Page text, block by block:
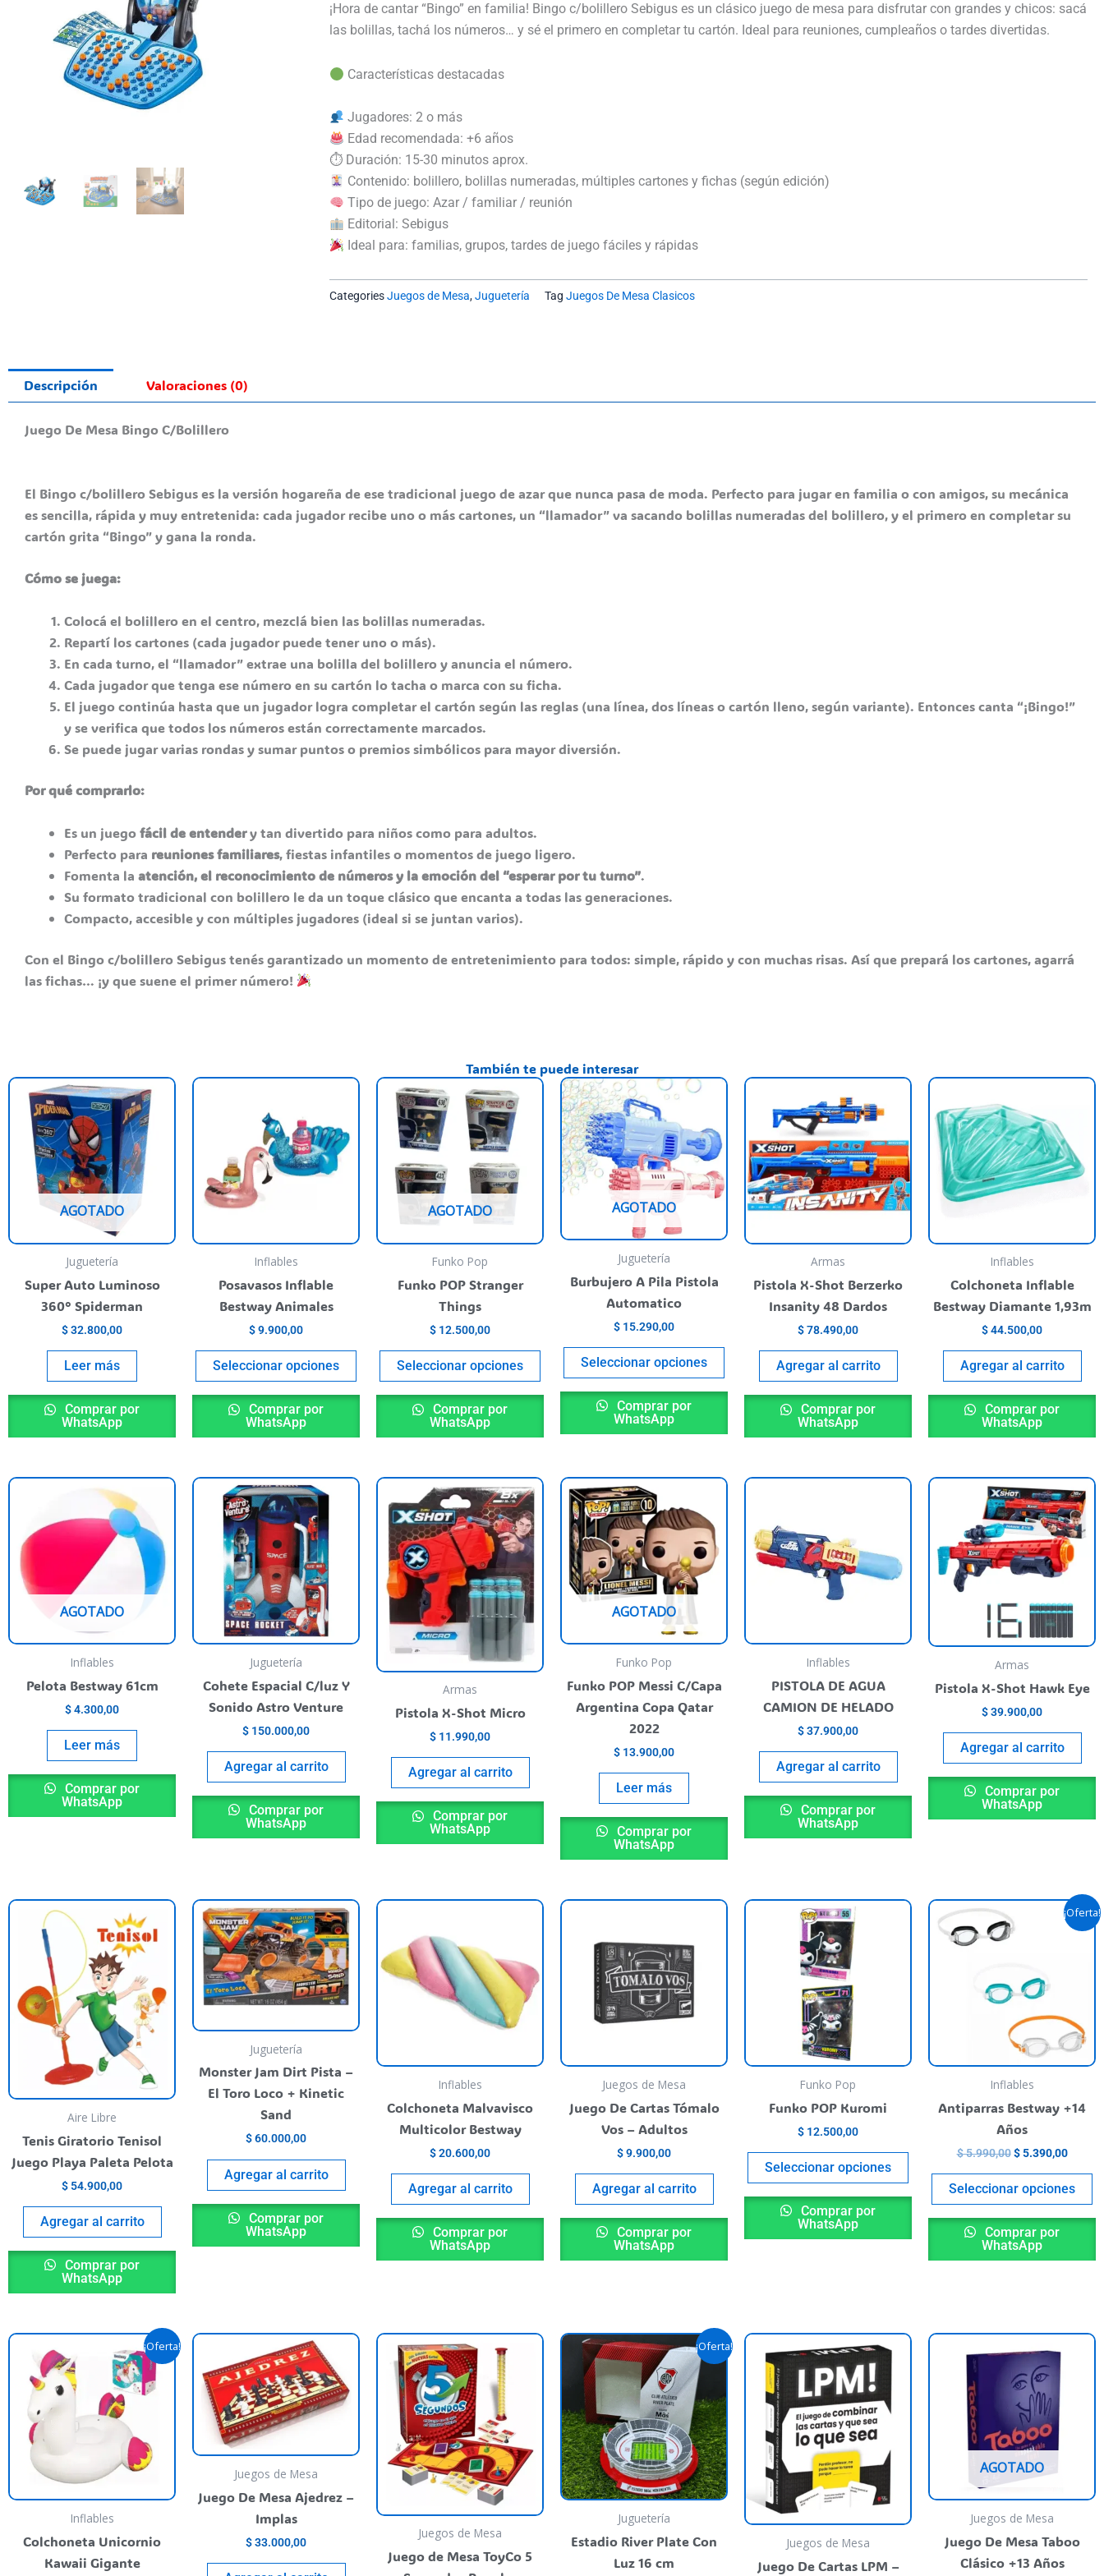
¡Hora de cantar “Bingo” en familia! Bingo c/bolillero Sebigus es un clásico juego de mesa para disfrutar con grandes y chicos: sacá
las bolillas, tachá los números… y sé el primero en completar tu cartón. Ideal para reuniones, cumpleaños o tardes divertidas.
Características destacadas
Jugadores: 2 o más
Edad recomendada: +6 años
⏱ Duración: 15-30 minutos aprox.
Contenido: bolillero, bolillas numeradas, múltiples cartones y fichas (según edición)
Tipo de juego: Azar / familiar / reunión
Editorial: Sebigus
Ideal para: familias, grupos, tardes de juego fáciles y rápidas
C/Bolillero
CategoriesJuegos de Mesa,Juguetería Tag Juegos De Mesa Clasicos
Descripción Valoraciones (0)
Juego De Mesa Bingo C/Bolillero
El Bingo c/bolillero Sebigus es la versión hogareña de ese tradicional juego de azar que nunca pasa de moda. Perfecto para jugar en familia o con amigos, su mecánica
es sencilla, rápida y muy entretenida: cada jugador recibe uno o más cartones, un “llamador” va sacando bolillas numeradas del bolillero, y el primero en completar su
cartón grita “Bingo” y gana la ronda.
Cómo se juega:
Colocá el bolillero en el centro, mezclá bien las bolillas numeradas.
Repartí los cartones (cada jugador puede tener uno o más).
En cada turno, el “llamador” extrae una bolilla del bolillero y anuncia el número.
Cada jugador que tenga ese número en su cartón lo tacha o marca con su ficha.
El juego continúa hasta que un jugador logra completar el cartón según las reglas (una línea, dos líneas o cartón lleno, según variante). Entonces canta “¡Bingo!”
y se verifica que todos los números están correctamente marcados.
Se puede jugar varias rondas y sumar puntos o premios simbólicos para mayor diversión.
Por qué comprarlo:
Es un juegofácil de entendery tan divertido para niños como para adultos.
Perfecto para reuniones familiares, fiestas infantiles o momentos de juego ligero.
Fomenta la atención, el reconocimiento de números y la emoción del “esperar por tu turno”.
Su formato tradicional con bolillero le da un toque clásico que encanta a todas las generaciones.
Compacto, accesible y con múltiples jugadores (ideal si se juntan varios).
Con el Bingo c/bolillero Sebigus tenés garantizado un momento de entretenimiento para todos: simple, rápido y con muchas risas. Así que prepará los cartones, agarrá
las fichas… ¡y que suene el primer número!
También te puede interesar
AGOTADO
Juguetería
Super Auto Luminoso
360° Spiderman
$32.800,00
Leer más
Comprar por
WhatsApp
Inflables
Posavasos Inflable
Bestway Animales
$9.900,00
Seleccionar opciones
Este
producto
variantes.
se
producto
Comprar por
WhatsApp
AGOTADO
Funko Pop
Funko POP Stranger
Things
$ 12.500,00
Seleccionar opciones
Este
producto
tiene
varias
variantes.
se
elegir
página
producto
Comprar por
WhatsApp
AGOTADO
Juguetería
Burbujero A Pila Pistola
Automatico
$ 15.290,00
Seleccionar opciones
Este
producto
varias
variantes.
Las
opciones
se
elegir
página
producto
Comprar por
WhatsApp
Armas
Pistola X-Shot Berzerko
Insanity 48 Dardos
$78.490,00
Agregar al carrito
Comprar por
WhatsApp
Inflables
Colchoneta Inflable
Bestway Diamante 1,93m
$44.500,00
Agregar al carrito
Comprar por
WhatsApp
AGOTADO
Inflables
Pelota Bestway 61cm
$4.300,00
Leer más
Comprar por
WhatsApp
Juguetería
Cohete Espacial C/luz Y
Sonido Astro Venture
$ 150.000,00
Agregar al carrito
Comprar por
WhatsApp
Armas
Pistola X-Shot Micro
$ 11.990,00
Agregar al carrito
Comprar por
WhatsApp
AGOTADO
Funko Pop
Funko POP Messi C/Capa
Argentina Copa Qatar
2022
$ 13.900,00
Leer más
Comprar por
WhatsApp
Inflables
PISTOLA DE AGUA
CAMION DE HELADO
$37.900,00
Agregar al carrito
Comprar por
WhatsApp
Armas
Pistola X-Shot Hawk Eye
$39.900,00
Agregar al carrito
Comprar por
WhatsApp
Aire Libre
Tenis Giratorio Tenisol
Juego Playa Paleta Pelota
$ 54.900,00
Agregar al carrito
Comprar por
WhatsApp
Juguetería
Monster Jam Dirt Pista –
El Toro Loco + Kinetic
Sand
$60.000,00
Agregar al carrito
Comprar por
WhatsApp
Inflables
Colchoneta Malvavisco
Multicolor Bestway
$20.600,00
Agregar al carrito
Comprar por
WhatsApp
Juegos de Mesa
Juego De Cartas Tómalo
Vos – Adultos
$9.900,00
Agregar al carrito
Comprar por
WhatsApp
Funko Pop
Funko POP Kuromi
$ 12.500,00
Seleccionar opciones
Este
producto
se
elegir
del
producto
Comprar por
WhatsApp
¡Oferta!
Inflables
Antiparras Bestway +14
Años
$5.990,00
El
precio
original
$5.390,00
El
precio
actual
Seleccionar opciones
Comprar por
WhatsApp
¡Oferta!
Inflables
Colchoneta Unicornio
Kawaii Gigante
El
precio
original
era:
$ 107.900,00.
precio
actual
$ 106.790,00.
Juegos de Mesa
Juego De Mesa Ajedrez –
Implas
$33.000,00
Juegos de Mesa
Juego de Mesa ToyCo 5
¡Oferta!
Juguetería
Estadio River Plate Con
Luz 16 cm
El
precio
original
era:
$ 59.900,00.
El
precio
actual
$ 40.000,00.
Juegos de Mesa
Juego De Cartas LPM –
AGOTADO
Juegos de Mesa
Juego De Mesa Taboo
Clásico +13 Años